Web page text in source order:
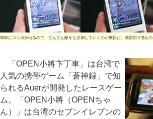
簡単にコンボが出るので、どんどん敵をなぎ倒していくのが爽快だ。画面切り替え
「OPEN小將卞丁車」は台湾で
人気の携帯ゲーム「蒼神録」で知
られるAuerが開発したレースゲー
ム。「OPEN小將（OPENちゃ
ん）」は台湾のセブンイレブンの